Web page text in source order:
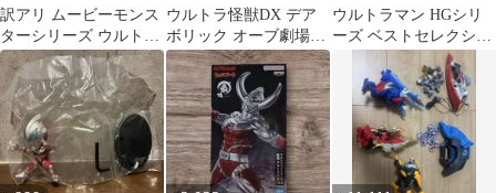
訳アリ ムービーモンス
ターシリーズ ウルトラ
マン 飛行ver.
ウルトラ怪獣DX デア
ボリック オーブ劇場版
タイガ トリガー
ウルトラマン HGシリ
ーズ ベストセレクショ
ン2 にせウルトラセブ